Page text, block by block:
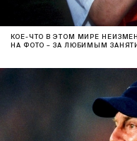
КОЕ-ЧТО В ЭТОМ МИРЕ
НА ФОТО – ЗА ЛЮБИМЫМ